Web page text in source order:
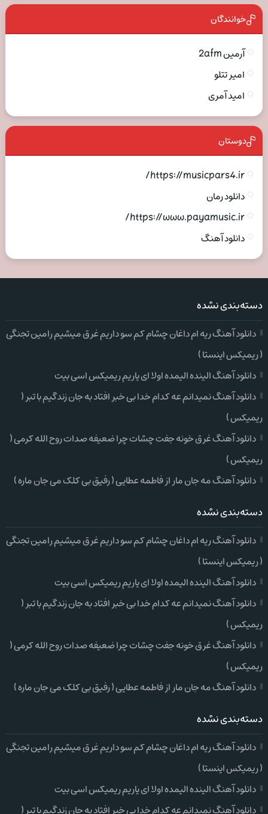
خوانندگان
آرمین 2afm
امیر تتلو
امید آمری
دوستان
https://musicpars4.ir/
دانلود رمان
https://www.payamusic.ir/
دانلود آهنگ
دسته‌بندی نشده
دانلود آهنگ ریه ام داغان چشام کم سو داریم غرق میشیم رامین تجنگی
( ریمیکس اینستا )
دانلود آهنگ الینده الیمده اولا ای یاریم ریمیکس اسی بیت
دانلود آهنگ نمیدانم عه کدام خدا بی خبر افتاد به جان زندگیم با تبر (
ریمیکس )
دانلود آهنگ غرق خونه جفت چشات چرا ضعیفه صدات روح الله کرمی (
ریمیکس )
دانلود آهنگ مه جان مار از فاطمه عطایی ( رفیق بی کلک می جان ماره )
دسته‌بندی نشده
دانلود آهنگ ریه ام داغان چشام کم سو داریم غرق میشیم رامین تجنگی
( ریمیکس اینستا )
دانلود آهنگ الینده الیمده اولا ای یاریم ریمیکس اسی بیت
دانلود آهنگ نمیدانم عه کدام خدا بی خبر افتاد به جان زندگیم با تبر (
ریمیکس )
دانلود آهنگ غرق خونه جفت چشات چرا ضعیفه صدات روح الله کرمی (
ریمیکس )
دانلود آهنگ مه جان مار از فاطمه عطایی ( رفیق بی کلک می جان ماره )
دسته‌بندی نشده
دانلود آهنگ ریه ام داغان چشام کم سو داریم غرق میشیم رامین تجنگی
( ریمیکس اینستا )
دانلود آهنگ الینده الیمده اولا ای یاریم ریمیکس اسی بیت
دانلود آهنگ نمیدانم عه کدام خدا بی خبر افتاد به جان زندگیم با تبر (